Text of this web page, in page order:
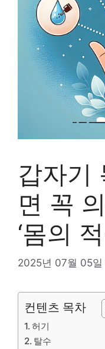
갑자기
면 꼭
‘몸의
2025년 07월 05일
컨텐츠 목차
허기
탈수